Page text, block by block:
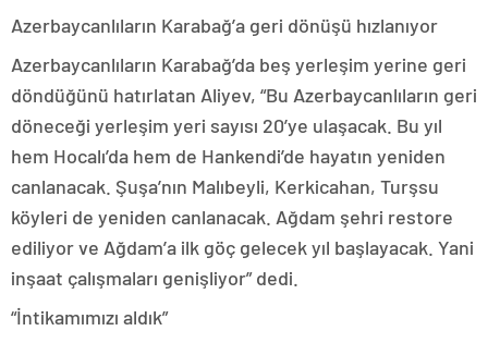
Azerbaycanlıların Karabağ’a geri dönüşü hızlanıyor
Azerbaycanlıların Karabağ’da beş yerleşim yerine geri
döndüğünü hatırlatan Aliyev, “Bu Azerbaycanlıların geri
döneceği yerleşim yeri sayısı 20’ye ulaşacak. Bu yıl
hem Hocalı’da hem de Hankendi’de hayatın yeniden
canlanacak. Şuşa’nın Malıbeyli, Kerkicahan, Turşsu
köyleri de yeniden canlanacak. Ağdam şehri restore
ediliyor ve Ağdam’a ilk göç gelecek yıl başlayacak. Yani
inşaat çalışmaları genişliyor” dedi.
“İntikamımızı aldık”